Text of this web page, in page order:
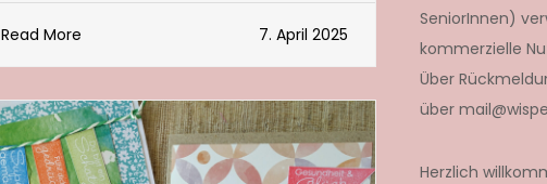
Read More 7. April 2025
SeniorInnen)
kommerzielle
Über
über
Herzlich